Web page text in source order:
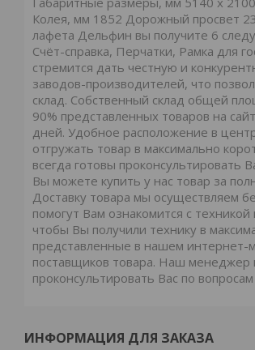
Колея, мм 1852 Дорожный просвет
лафета Дельфин вы получите 6
Счёт-справка, Перчатки, Рамка для
стремится дать честную и
заводов-производителей, что
склад. Собственный склад общей
90% представленных товаров на
дней. Удобное расположение в
отгружать товар в максимально
всегда готовы проконсультировать
Вы можете купить у нас товар за
Доставку товара мы осуществляем
помогут Вам ознакомится с
чтобы Вы получили технику в
представленные в нашем интернет-
поставщиков товара. Наш менеджер
проконсультировать Вас по
ИНФОРМАЦИЯ ДЛЯ ЗАКАЗА